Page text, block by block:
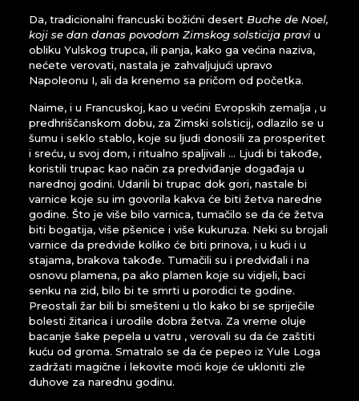
Da, tradicionalni francuski božićni desert Buche de Noel,
koji se dan danas povodom Zimskog solsticija praviu
obliku Yulskog trupca, ili panja, kako ga većina naziva,
nećete verovati, nastala je zahvaljujući upravo
Napoleonu I, ali da krenemo sa pričom od početka.
Naime, i u Francuskoj, kao u većini Evropskih zemalja , u
predhriščanskom dobu, za Zimski solsticij, odlazilo se u
šumu i seklo stablo, koje su ljudi donosili za prosperitet
i sreću, u svoj dom, i ritualno spaljivali … Ljudi bi takođe,
koristili trupac kao način za predviđanje događaja u
narednoj godini. Udarili bi trupac dok gori, nastale bi
varnice koje su im govorila kakva će biti žetva naredne
godine. Što je više bilo varnica, tumačilo se da će žetva
biti bogatija, više pšenice i više kukuruza. Neki su brojali
varnice da predvide koliko će biti prinova, i u kući i u
stajama, brakova takođe. Tumačili su i predviđali i na
osnovu plamena, pa ako plamen koje su vidjeli, baci
senku na zid, bilo bi te smrti u porodici te godine.
Preostali žar bili bi smešteni u tlo kako bi se spriječile
bolesti žitarica i urodile dobra žetva. Za vreme oluje
bacanje šake pepela u vatru , verovali su da će zaštiti
kuću od groma. Smatralo se da će pepeo iz Yule Loga
zadržati magične i lekovite moći koje će ukloniti zle
duhove za narednu godinu.